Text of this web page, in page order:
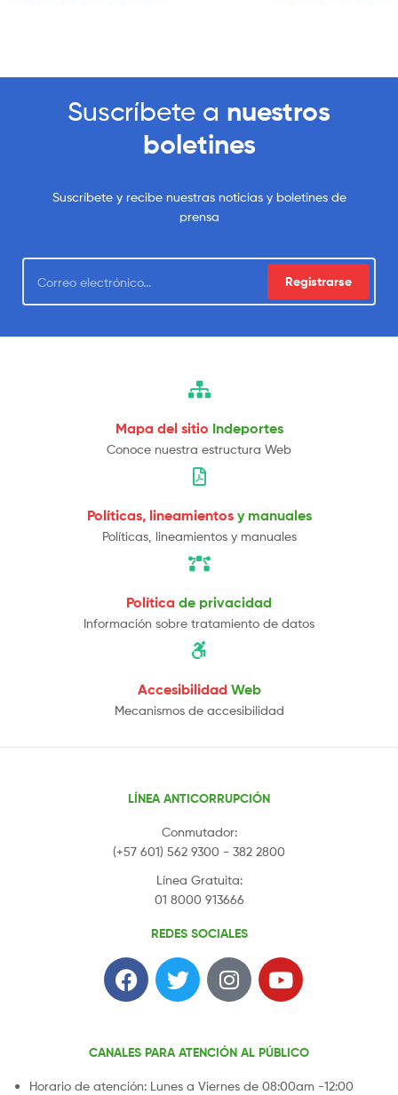
Suscríbete a nuestros
boletines
Suscríbete y recibe nuestras noticias y boletines de
prensa
Registrarse
Mapa del sitio Indeportes
Conoce nuestra estructura Web
Políticas, lineamientos y manuales
Políticas, lineamientos y manuales
Política de privacidad
Información sobre tratamiento de datos
Accesibilidad Web
Mecanismos de accesibilidad
LÍNEA ANTICORRUPCIÓN
Conmutador:
(+57 601) 562 9300 - 382 2800
Línea Gratuita:
01 8000 913666
REDES SOCIALES
CANALES PARA ATENCIÓN AL PÚBLICO
Horario de atención: Lunes a Viernes de 08:00am -12:00